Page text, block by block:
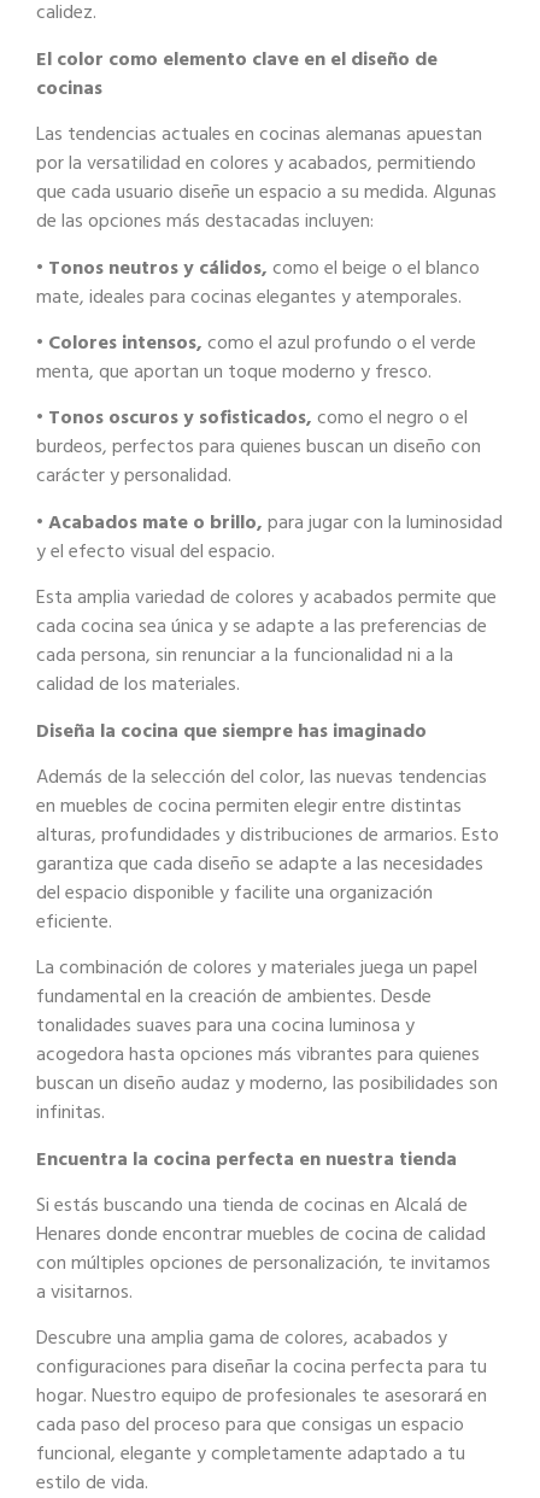
calidez.
El color como elemento clave en el diseño de
cocinas
Las tendencias actuales en cocinas alemanas apuestan
por la versatilidad en colores yacabados, permitiendo
que cada usuario diseñe un espacio a su medida. Algunas
de las opciones más destacadas incluyen:
• Tonos neutros y cálidos, como el beige o el blanco
mate, ideales para cocinas elegantes y atemporales.
• Colores intensos, como el azul profundo o el verde
menta, que aportan un toque moderno y fresco.
• Tonos oscuros y sofisticados, como el negro o el
burdeos, perfectos para quienes buscan un diseño con
carácter y personalidad.
• Acabados mate o brillo, para jugar con la luminosidad
y el efecto visual del espacio.
Esta amplia variedad de colores y acabados permite que
cada cocina sea única y se adapte a las preferencias de
cada persona, sin renunciar a la funcionalidad ni a la
calidad de los materiales.
Diseña la cocina que siempre has imaginado
Además de la selección del color, las nuevas tendencias
en muebles de cocina permiten elegir entre distintas
alturas, profundidades y distribuciones de armarios. Esto
garantiza que cada diseño se adapte a las necesidades
del espacio disponible y facilite una organización
eficiente.
La combinación de colores y materiales juega un papel
fundamental en la creación de ambientes. Desde
tonalidades suaves para una cocina luminosa y
acogedora hasta opciones más vibrantes para quienes
buscan un diseño audaz y moderno, las posibilidades son
infinitas.
Encuentra la cocina perfecta en nuestra tienda
Si estás buscando una tienda de cocinas en Alcalá de
Henares donde encontrarmuebles de cocina de calidad
con múltiples opciones de personalización, te invitamos
a visitarnos.
Descubre una amplia gama de colores, acabados y
configuraciones para diseñar la cocina perfecta para tu
hogar. Nuestro equipo de profesionales te asesorará en
cada paso del proceso para que consigas un espacio
funcional, elegante y completamente adaptado a tu
estilo de vida.